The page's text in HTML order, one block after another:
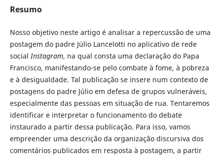
Resumo
Nosso objetivo neste artigo é analisar a repercussão de uma
postagem do padre Júlio Lancelotti no aplicativo de rede
socialInstagram, na qual consta uma declaração do Papa
Francisco, manifestando-se pelo combate à fome, à pobreza
e à desigualdade. Tal publicação se insere num contexto de
postagens do padre Júlio em defesa de grupos vulneráveis,
especialmente das pessoas em situação de rua. Tentaremos
identificar e interpretar o funcionamento do debate
instaurado a partir dessa publicação. Para isso, vamos
empreender uma descrição da organização discursiva dos
comentários publicados em resposta à postagem, a partir